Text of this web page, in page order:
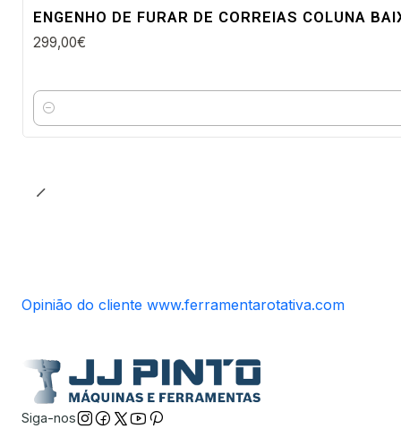
ENGENHO DE FURAR DE CORREIAS COLUNA
299,00€
Quantidade
Opinião do cliente www.ferramentarotativa.com
Siga-nos